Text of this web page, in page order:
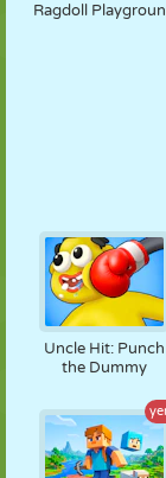
Ragdoll
Uncle Hit: Punch
the Dummy